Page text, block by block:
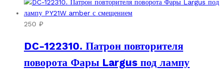
250 ₽
DC-122310. Патрон повторителя
поворота Фары Largus под лампу